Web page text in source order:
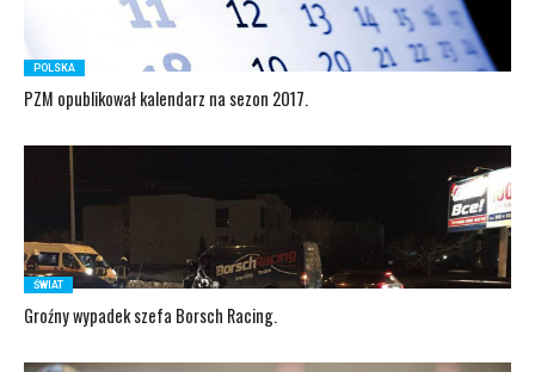
POLSKA
PZM opublikował kalendarz na sezon 2017.
ŚWIAT
Groźny wypadek szefa Borsch Racing.